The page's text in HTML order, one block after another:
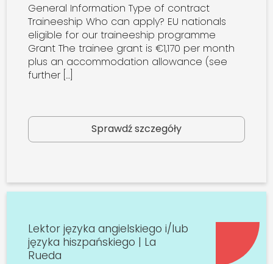
General Information Type of contract
Traineeship Who can apply? EU nationals
eligible for our traineeship programme
Grant The trainee grant is €1,170 per month
plus an accommodation allowance (see
further […]
Sprawdź szczegóły
Lektor języka angielskiego i/lub
języka hiszpańskiego | La
Rueda